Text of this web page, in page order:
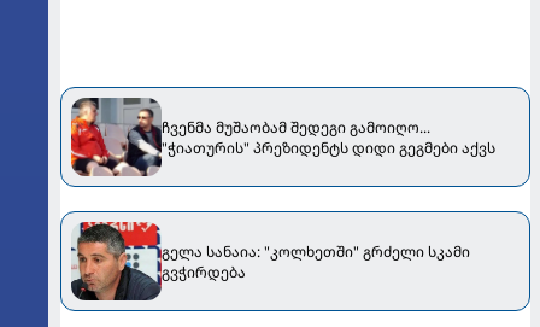
ჩვენმა მუშაობამ შედეგი გამოიღო...
"ჭიათურის" პრეზიდენტს დიდი გეგმები აქვს
გელა სანაია: "კოლხეთში" გრძელი სკამი
გვჭირდება